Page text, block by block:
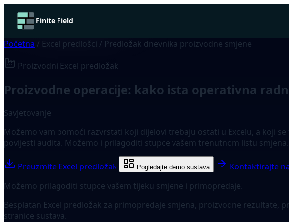
Finite Field
Početna / Excel predlošci / Predložak dnevnika proizvodne smjene
Proizvodni Excel predložak
Proizvodne operacije: kako ista operativna
Savjetovanje
Možemo vam pomoći razvrstati koji dijelovi trebaju ostati u Excelu, a koji
povijesti audita. Možemo i prilagoditi stupce vašem trenutnom listu smjena.
Preuzmite Excel predložak Pogledajte demo sustava
Kontaktirajte
Možemo prilagoditi stupce vašem tijeku smjene i primopredaje.
Besplatan Excel predložak za primopredaje smjena, proizvodne
stranice sustava.